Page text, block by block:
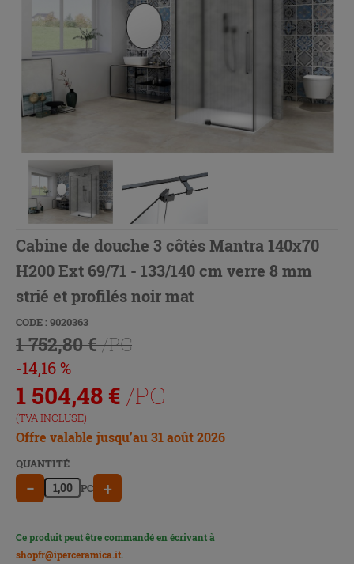
Cabine de douche 3 côtés Mantra 140x70
H200 Ext 69/71 - 133/140 cm verre 8 mm
strié et profilés noir mat
CODE : 9020363
1 752,80 €/PC
-14,16 %
1 504,48 € /PC
(TVA INCLUSE)
Offre valable jusqu’au 31 août 2026
QUANTITÉ
− PC +
Ce produit peut être commandé en écrivant à
shopfr@iperceramica.it.